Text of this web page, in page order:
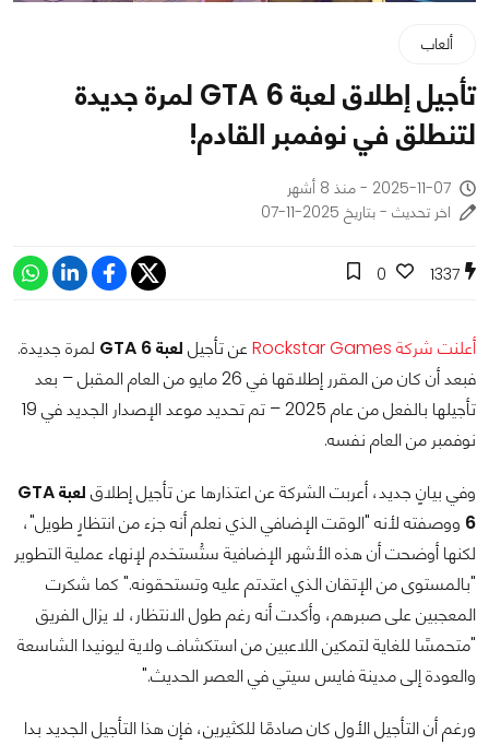
ألعاب
تأجيل إطلاق لعبة GTA 6 لمرة جديدة
لتنطلق في نوفمبر القادم!
2025-11-07 - منذ 8 أشهر
اخر تحديث - بتاريخ 2025-11-07
1337
0
أعلنت شركة Rockstar Games عن تأجيل لعبة GTA 6
لمرة جديدة.
فبعد أن كان من المقرر إطلاقها في 26 مايو من العام المقبل – بعد
تأجيلها بالفعل من عام 2025 – تم تحديد موعد الإصدار الجديد في 19
نوفمبر من العام نفسه.
وفي بيانٍ جديد، أعربت الشركة عن اعتذارها عن تأجيل إطلاق
لعبة GTA
6 ووصفته لأنه "الوقت الإضافي الذي نعلم أنه جزء من انتظارٍ طويل"،
لكنها أوضحت أن هذه الأشهر الإضافية ستُستخدم لإنهاء عملية التطوير
"بالمستوى من الإتقان الذي اعتدتم عليه وتستحقونه." كما شكرت
المعجبين على صبرهم، وأكدت أنه رغم طول الانتظار، لا يزال الفريق
"متحمسًا للغاية لتمكين اللاعبين من استكشاف ولاية ليونيدا الشاسعة
والعودة إلى مدينة فايس سيتي في العصر الحديث."
ورغم أن التأجيل الأول كان صادمًا للكثيرين، فإن هذا التأجيل الجديد بدا